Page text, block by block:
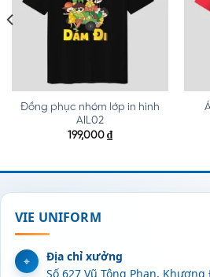
Đồng phục nhóm lớp in hình
AIL02
199,000 ₫
VIE UNIFORM
Địa chỉ xưởng
Số 627 Vũ Tông Phan,